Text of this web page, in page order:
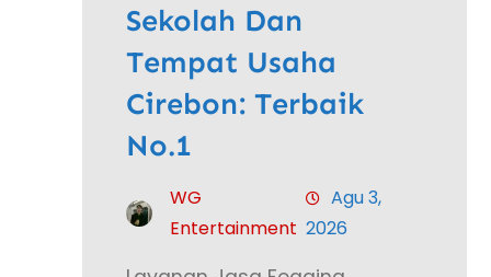
Sekolah Dan
Tempat Usaha
Cirebon: Terbaik
No.1
WG
Entertainment
Agu 3,
2026